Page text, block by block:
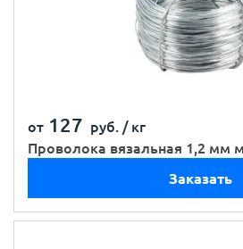
от 127 руб. / кг
Проволока вязальная 1,2 мм
Заказать